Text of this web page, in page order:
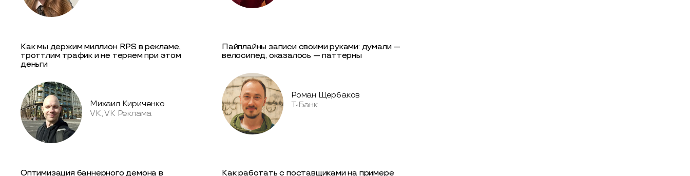
Как мы держим миллион RPS в рекламе,
троттлим трафик и не теряем при этом
деньги
Михаил Кириченко
VK, VK Реклама
Пайплайны записи своими руками: думали —
велосипед, оказалось — паттерны
Роман Щербаков
Т-Банк
Оптимизация баннерного демона в Как работать с поставщиками на примере